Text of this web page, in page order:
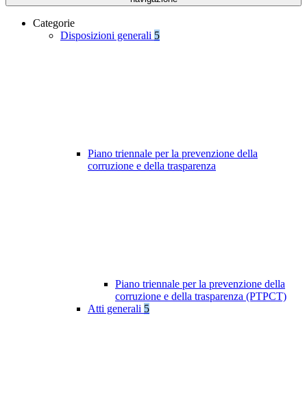
Categorie
Disposizioni generali 5
Piano triennale per la prevenzione della
corruzione e della trasparenza
Piano triennale per la prevenzione della
corruzione e della trasparenza (PTPCT)
Atti generali 5